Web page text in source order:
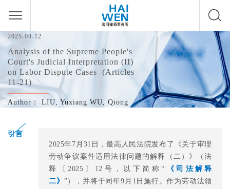
2025-08-12
Analysis of the Supreme People's
Court's Judicial Interpretation (II)
on Labor Dispute Cases (Articles
11-21)
Author： LIU, Yuxiang WU, Qiong
引言
2025年7月31日，最高人民法院发布了《关于审理
劳动争议案件适用法律问题的解释（二）》（法
释〔2025〕12号，以下简称“ 《司法解释
二》 ”），并将于同年9月1日施行。作为劳动法领